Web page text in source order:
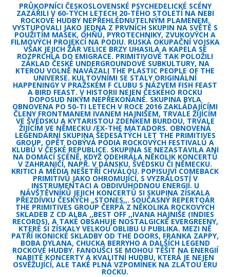
PRŮKOPNÍCI ČESKOSLOVENSKÉ PSYCHEDELICKÉ SCÉNY
ZAZÁŘILI V 60-TÝCH LETECH 20-TÉHO STOLETÍ NA NEBI
ROCKOVÉ HUDBY NEPŘEHLÉDNUTELNÝM PLAMENEM.
VYSTUPOVALI JAKO JEDNA Z PRVNÍCH SKUPIN NA SVĚTĚ S
POUŽITÍM MASEK, OHŇŮ, PYROTECHNIKY, ZVUKOVÝCH A
FILMOVÝCH PROJEKCÍ NA PODIU. RUSKÁ OKUPAČNÍ VOJSKA
VŠAK JEJICH ŽÁR VELICE BRZY UHASILA A KAPELA SE
ROZPRCHLA DO EMIGRACE. PRIMITIVOVÉ TAK POLOŽILI
ZÁKLAD ČESKÉ UNDERGROUNDOVÉ SUBKULTURY, NA
KTEROU VOLNĚ NAVÁZALI THE PLASTIC PEOPLE OF THE
UNIVERSE. KULTOVNÍMI SE STALY ORIGINÁLNÍ
HAPPENINGY V PRAŽSKÉM F CLUBU S NÁZVEM FISH FEAST
A BIRD FEAST. V HISTORII NEJEN ČESKÉHO ROCKU
DOPOSUD NIKÝM NEPŘEKONANÉ. SKUPINA BYLA
OBNOVENA PO 50-TI LETECH V ROCE 2016 ZAKLÁDAJÍCÍMI
ČLENY FRONTMANEM IVANEM HAJNIŠEM, TRVALE ŽIJÍCÍM
VE ŠVÉDSKU A KYTARISTOU ZDENKEM BURDOU, TRVALE
ŽIJÍCÍM VE NĚMECKU /EX-THE MATADORS. OBNOVENÁ
LEGENDÁRNÍ SKUPINA ŠEDESÁTÝCH LET THE PRIMITIVES
GROUP, OPĚT DOBÝVÁ PÓDIA ROCKOVÝCH FESTIVALŮ A
KLUBŮ V ČESKÉ REPUBLICE. SKUPINA SE NEZASTAVILA ANI
NA DOMÁCÍ SCÉNĚ, KDYŽ ODEHRÁLA NĚKOLIK KONCERTŮ
V ZAHRANIČÍ, NAPŘ. V DÁNSKU, ŠVÉDSKU ČI NĚMECKU.
KRITICI A MÉDIA NEŠETŘÍ CHVÁLOU. POPISUJVÍ COMEBACK
PRIMITIVŮ JAKO OHROMUJÍCÍ, S VYZRÁLOSTÍ V
INSTRUMENTACI A OBDIVUHODNOU ENERGIÍ. U
NÁVŠTĚVNÍKŮ JEJICH KONCERTŮ SI SKUPINA ZÍSKALA
PŘEZDÍVKU ČESKÝCH „STONES,,. SOUČASNÝ REPERTOÁR
THE PRIMITIVES GROUP ČERPÁ Z NĚKOLIKA ROCKOVÝCH
SKLADEB Z CD ALBA ,,BEST OFF ,,IVANA HAJNIŠE (INDIES
RECORDS), A TAKÉ OBSAHUJE NOSTALGICKÉ EVERGREENY,
KTERÉ SI ZÍSKALY VELKOU OBLIBU U PUBLIKA. MEZI NĚ
PATŘÍ IKONICKÉ SKLADBY OD THE DOORS, FRANKA ZAPPY,
BOBA DYLANA, CHUCKA BERRYHO A DALŠÍCH LEGEND
ROCKOVÉ HUDBY. FANOUŠCI SE MOHOU TĚŠIT NA ENERGIÍ
NABITÉ KONCERTY A KVALITNÍ HUDBU, KTERÁ JE NEJEN
OSVĚŽUJÍCÍ, ALE TAKÉ PLNÁ VZPOMÍNEK NA ZLATOU ÉRU
ROCKU.